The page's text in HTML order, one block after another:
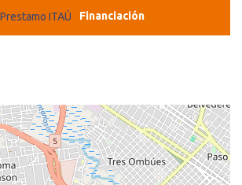
Financiación